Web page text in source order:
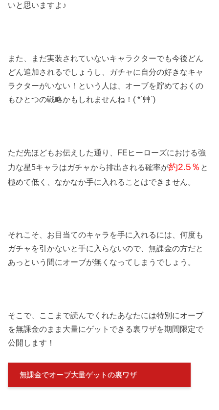
いと思いますよ♪
また、まだ実装されていないキャラクターでも今後どん
どん追加されるでしょうし、ガチャに自分の好きなキャ
ラクターがいない！という人は、オーブを貯めておくの
もひとつの戦略かもしれませんね！( *´艸`)
ただ先ほどもお伝えした通り、FEヒーローズにおける強
力な星5キャラはガチャから排出される確率が約2.5％ と
極めて低く、なかなか手に入れることはできません。
それこそ、お目当てのキャラを手に入れるには、何度も
ガチャを引かないと手に入らないので、無課金の方だと
あっという間にオーブが無くなってしまうでしょう。
そこで、ここまで読んでくれたあなたには特別にオーブ
を無課金のまま大量にゲットできる裏ワザを期間限定で
公開します！
無課金でオーブ大量ゲットの裏ワザ